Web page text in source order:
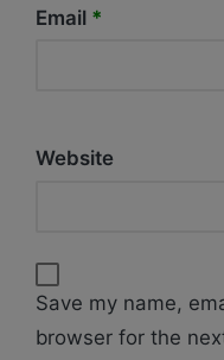
Email *
Website
Save my name,
browser for the